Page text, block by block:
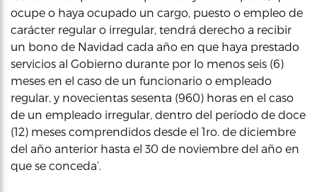
ocupe o haya ocupado un cargo, puesto o empleo de
carácter regular o irregular, tendrá derecho a recibir
un bono de Navidad cada año en que haya prestado
servicios al Gobierno durante por lo menos seis (6)
meses en el caso de un funcionario o empleado
regular, y novecientas sesenta (960) horas en el caso
de un empleado irregular, dentro del período de doce
(12) meses comprendidos desde el 1ro. de diciembre
del año anterior hasta el 30 de noviembre del año en
que se conceda’.